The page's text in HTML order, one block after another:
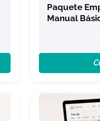
Paquete
Manual